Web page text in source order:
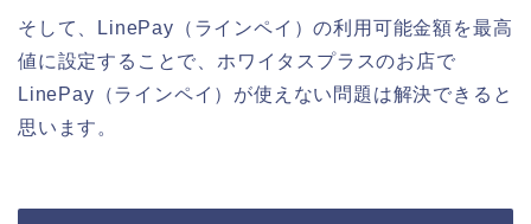
そして、LinePay（ラインペイ）の利用可能金額を最高
値に設定することで、ホワイタスプラスのお店で
LinePay（ラインペイ）が使えない問題は解決できると
思います。